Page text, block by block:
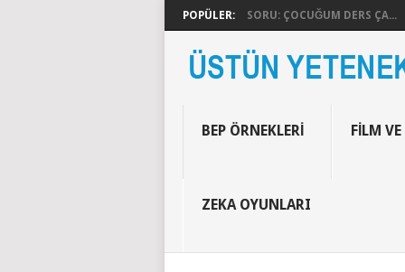
POPÜLER: SORU: ÇOCUĞUM DERS ÇA...
BEP ÖRNEKLERI FILM VE
ZEKA OYUNLARI